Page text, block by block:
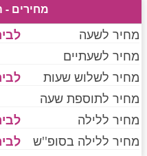
חדרים לפי שעה בגליל עליון
חדרים לפי שעה בחוף הכרמל
חדרים לפי שעה בחיפה קריות
מחירים -
מחיר לשעה
מחיר לשעתיים
מחיר לשלוש שעות
מחיר לתוספת שעה
מחיר ללילה
מחיר ללילה בסופ''ש